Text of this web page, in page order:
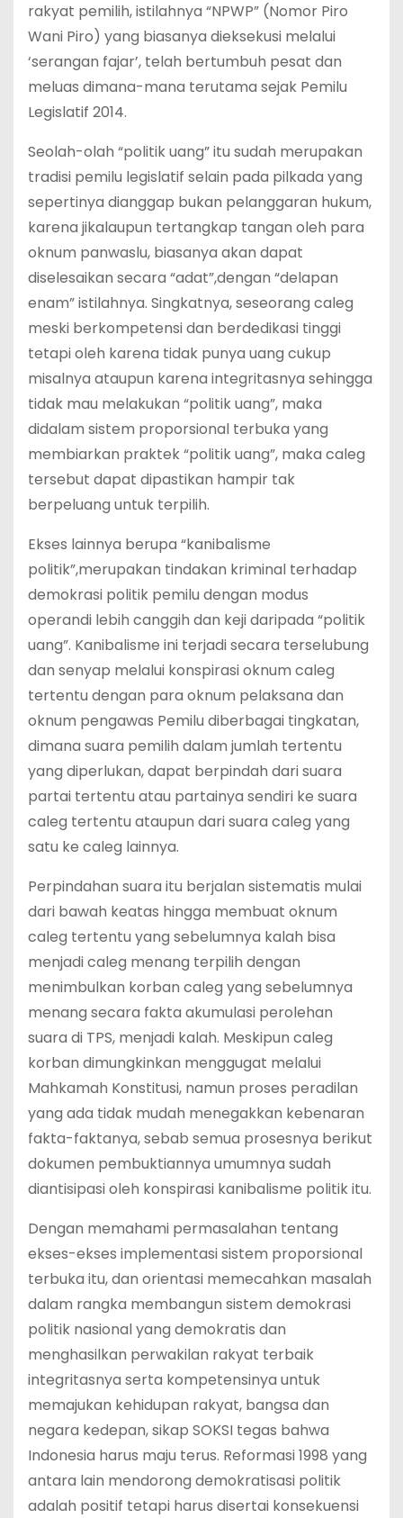
rakyat pemilih, istilahnya “NPWP” (Nomor Piro
Wani Piro) yang biasanya dieksekusi melalui
‘serangan fajar’, telah bertumbuh pesat dan
meluas dimana-mana terutama sejak Pemilu
Legislatif 2014.
Seolah-olah “politik uang” itu sudah merupakan
tradisi pemilu legislatif selain pada pilkada yang
sepertinya dianggap bukan pelanggaran hukum,
karena jikalaupun tertangkap tangan oleh para
oknum panwaslu, biasanya akan dapat
diselesaikan secara “adat”,dengan “delapan
enam” istilahnya. Singkatnya, seseorang caleg
meski berkompetensi dan berdedikasi tinggi
tetapi oleh karena tidak punya uang cukup
misalnya ataupun karena integritasnya sehingga
tidak mau melakukan “politik uang”, maka
didalam sistem proporsional terbuka yang
membiarkan praktek “politik uang”, maka caleg
tersebut dapat dipastikan hampir tak
berpeluang untuk terpilih.
Ekses lainnya berupa “kanibalisme
politik”,merupakan tindakan kriminal terhadap
demokrasi politik pemilu dengan modus
operandi lebih canggih dan keji daripada “politik
uang”. Kanibalisme ini terjadi secara terselubung
dan senyap melalui konspirasi oknum caleg
tertentu dengan para oknum pelaksana dan
oknum pengawas Pemilu diberbagai tingkatan,
dimana suara pemilih dalam jumlah tertentu
yang diperlukan, dapat berpindah dari suara
partai tertentu atau partainya sendiri ke suara
caleg tertentu ataupun dari suara caleg yang
satu ke caleg lainnya.
Perpindahan suara itu berjalan sistematis mulai
dari bawah keatas hingga membuat oknum
caleg tertentu yang sebelumnya kalah bisa
menjadi caleg menang terpilih dengan
menimbulkan korban caleg yang sebelumnya
menang secara fakta akumulasi perolehan
suara di TPS, menjadi kalah. Meskipun caleg
korban dimungkinkan menggugat melalui
Mahkamah Konstitusi, namun proses peradilan
yang ada tidak mudah menegakkan kebenaran
fakta-faktanya, sebab semua prosesnya berikut
dokumen pembuktiannya umumnya sudah
diantisipasi oleh konspirasi kanibalisme politik itu.
Dengan memahami permasalahan tentang
ekses-ekses implementasi sistem proporsional
terbuka itu, dan orientasi memecahkan masalah
dalam rangka membangun sistem demokrasi
politik nasional yang demokratis dan
menghasilkan perwakilan rakyat terbaik
integritasnya serta kompetensinya untuk
memajukan kehidupan rakyat, bangsa dan
negara kedepan, sikap SOKSI tegas bahwa
Indonesia harus maju terus. Reformasi 1998 yang
antara lain mendorong demokratisasi politik
adalah positif tetapi harus disertai konsekuensi